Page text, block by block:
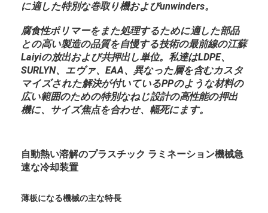
に適した特別な巻取り機およびunwinders。
腐食性ポリマーをまた処理するために適した部品
との高い製造の品質を自慢する技術の最前線の江蘇
Laiyiの放出および共押出し単位。私達はLDPE、
SURLYN、エヴァ、EAA、異なった層を含むカスタ
マイズされた解決が付いているPPのような材料の
広い範囲のための特別なねじ設計の高性能の押出
機に、サイズ焦点を合わせ、幅死にます。
自動熱い溶解のプラスチック ラミネーション機械急
速な冷却装置
薄板になる機械の主な特長